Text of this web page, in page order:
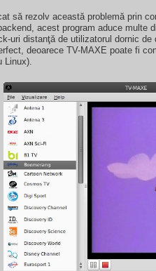
să rezolv această problemă prin
acest program aduce multe
uri distanţă de utilizatorul dornic
deoarece TV-MAXE poate fi
Linux).